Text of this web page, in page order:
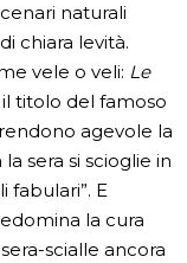
naturali
chiara levità.
vele o veli: Le
titolo del famoso
agevole la
sera si scioglie in
fabulari”. E
la cura
scialle ancora